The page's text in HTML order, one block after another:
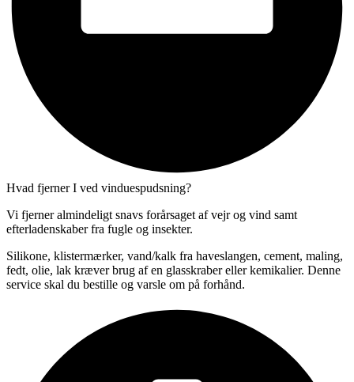
Hvad fjerner I ved vinduespudsning?
Vi fjerner almindeligt snavs forårsaget af vejr og vind samt
efterladenskaber fra fugle og insekter.
Silikone, klistermærker, vand/kalk fra haveslangen, cement, maling,
fedt, olie, lak kræver brug af en glasskraber eller kemikalier. Denne
service skal du bestille og varsle om på forhånd.